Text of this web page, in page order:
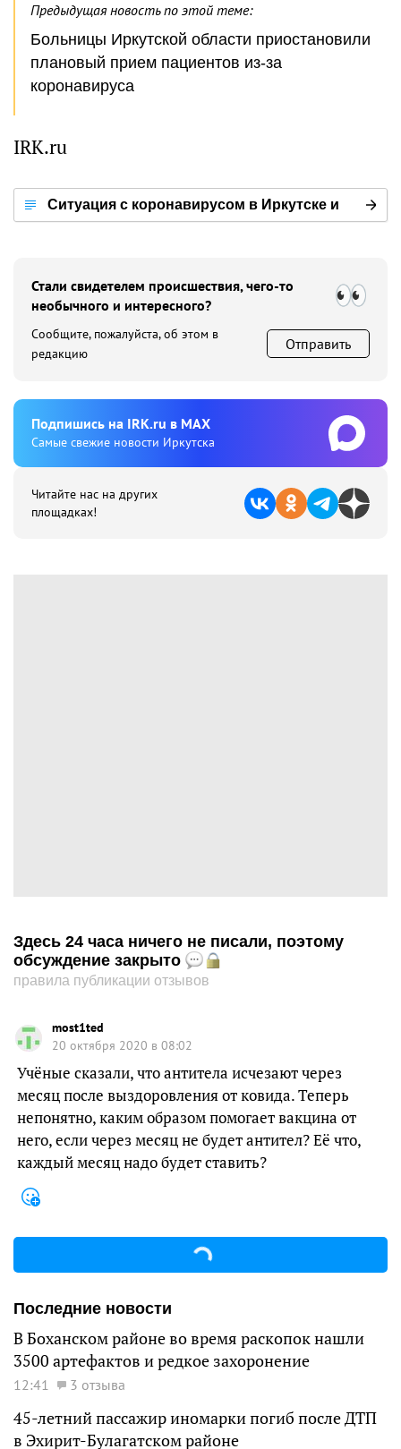
Предыдущая новость по этой теме:
Больницы Иркутской области приостановили
плановый прием пациентов из-за
коронавируса
IRK.ru
Ситуация с коронавирусом в Иркутске и
Стали свидетелем происшествия, чего-то
необычного и интересного?
Сообщите, пожалуйста, об этом в
редакцию
Отправить
Подпишиcь на IRK.ru в MAX
Cамые свежие новости Иркутска
Читайте нас на других
площадках!
Здесь 24 часа ничего не писали, поэтому
обсуждение закрыто
правила публикации отзывов
most1ted
20 октября 2020 в 08:02
Учёные сказали, что антитела исчезают через
месяц после выздоровления от ковида. Теперь
непонятно, каким образом помогает вакцина от
него, если через месяц не будет антител? Её что,
каждый месяц надо будет ставить?
Последние новости
В Боханском районе во время раскопок нашли
3500 артефактов и редкое захоронение
12:41 3 отзыва
45-летний пассажир иномарки погиб после ДТП
в Эхирит-Булагатском районе